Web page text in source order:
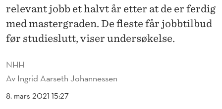
S
K
R
E
T
NHH
Av Ingrid Aarseth Johannessen
8. mars 2021 15:27
relevant jobb et halvt år etter at de er ferdig
med mastergraden. De fleste får jobbtilbud
før studieslutt, viser undersøkelse.